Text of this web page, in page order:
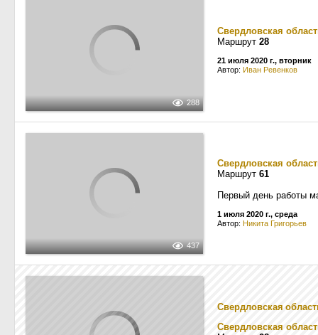
288
Свердловская
Маршрут 28
21 июля 2020 г., вторник
Автор: Иван Ревенков
437
Свердловская
Маршрут 61
Первый день работы
1 июля 2020 г., среда
Автор: Никита Григорьев
Свердловская
Свердловская